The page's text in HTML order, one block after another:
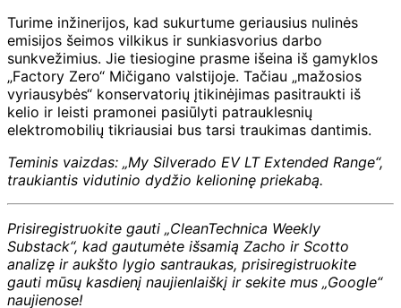
Turime inžinerijos, kad sukurtume geriausius nulinės
emisijos šeimos vilkikus ir sunkiasvorius darbo
sunkvežimius. Jie tiesiogine prasme išeina iš gamyklos
„Factory Zero“ Mičigano valstijoje. Tačiau „mažosios
vyriausybės“ konservatorių įtikinėjimas pasitraukti iš
kelio ir leisti pramonei pasiūlyti patrauklesnių
elektromobilių tikriausiai bus tarsi traukimas dantimis.
Teminis vaizdas: „My Silverado EV LT Extended Range“,
traukiantis vidutinio dydžio kelioninę priekabą.
Prisiregistruokite gauti „CleanTechnica Weekly
Substack“, kad gautumėte išsamią Zacho ir Scotto
analizę ir aukšto lygio santraukas, prisiregistruokite
gauti mūsų kasdienį naujienlaiškį ir sekite mus „Google“
naujienose!